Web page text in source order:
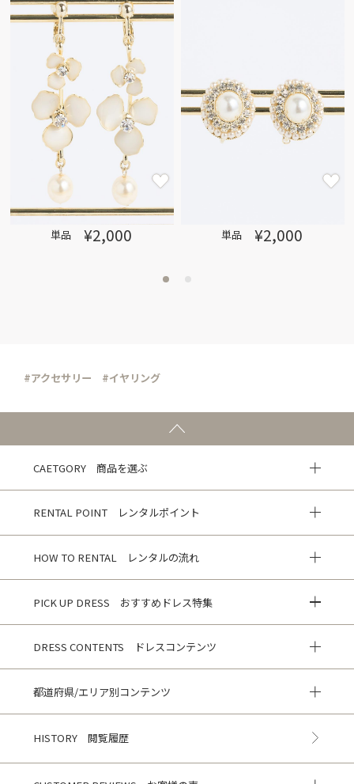
単品 ¥2,000 単品 ¥2,000
#アクセサリー #イヤリング
CAETGORY 商品を選ぶ
RENTAL POINT レンタルポイント
HOW TO RENTAL レンタルの流れ
PICK UP DRESS おすすめドレス特集
DRESS CONTENTS ドレスコンテンツ
都道府県/エリア別コンテンツ
HISTORY 閲覧履歴